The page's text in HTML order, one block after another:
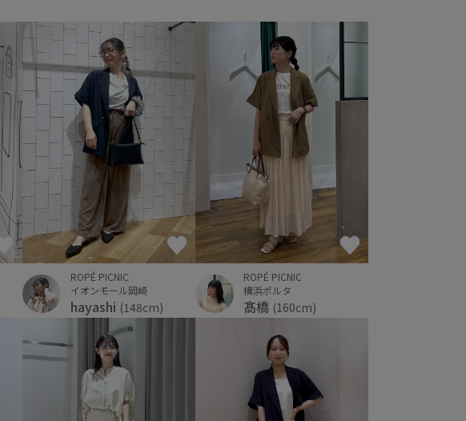
ROPÉ PICNIC
イオンモール岡崎
hayashi (148cm)
ROPÉ PICNIC
横浜ポルタ
髙橋 (160cm)